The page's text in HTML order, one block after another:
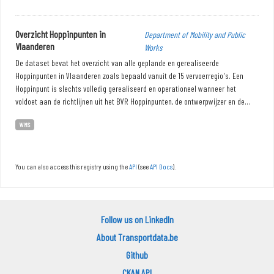
Overzicht Hoppinpunten in
Vlaanderen
Department of Mobility and Public
Works
De dataset bevat het overzicht van alle geplande en gerealiseerde
Hoppinpunten in Vlaanderen zoals bepaald vanuit de 15 vervoerregio's. Een
Hoppinpunt is slechts volledig gerealiseerd en operationeel wanneer het
voldoet aan de richtlijnen uit het BVR Hoppinpunten, de ontwerpwijzer en de...
WMS
You can also access this registry using theAPI (seeAPI Docs).
Follow us on LinkedIn
About Transportdata.be
Github